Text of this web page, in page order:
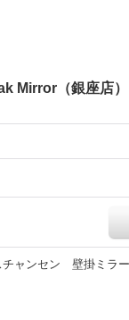
Mirror（銀座店）
ャンセン 壁掛ミラー